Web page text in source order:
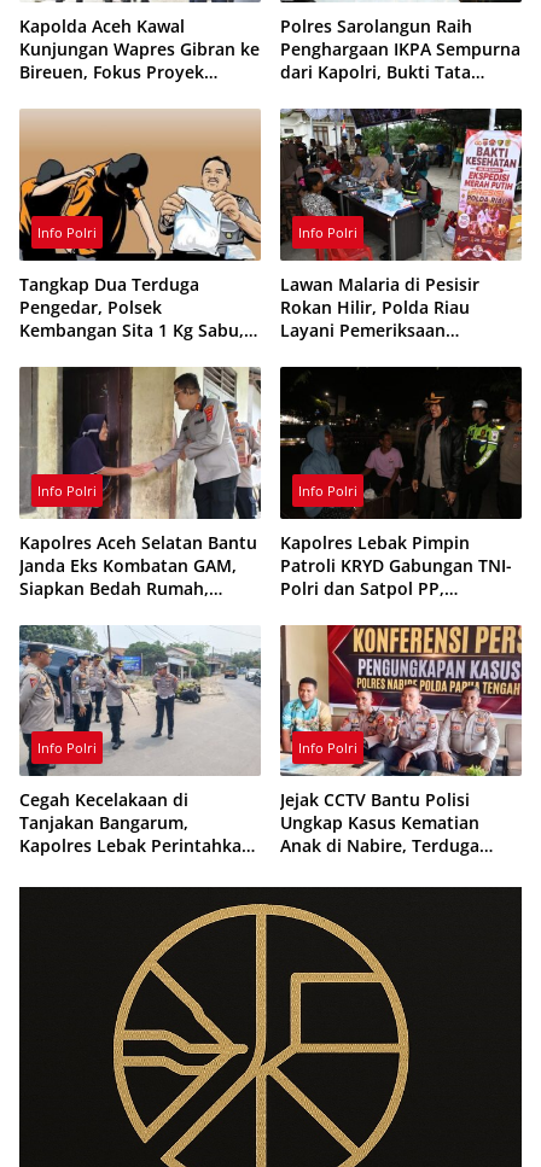
Kapolda Aceh Kawal
Kunjungan Wapres Gibran ke
Bireuen, Fokus Proyek
Polres Sarolangun Raih
Penghargaan IKPA Sempurna
dari Kapolri, Bukti Tata
Berintegritas
Info Polri
Tangkap Dua Terduga
Pengedar, Polsek
Kembangan Sita 1 Kg Sabu,
Ribu Butir Obat Keras
Info Polri
Lawan Malaria di Pesisir
Rokan Hilir, Polda Riau
Layani Pemeriksaan
Info Polri
Kapolres Aceh Selatan Bantu
Janda Eks Kombatan GAM,
Siapkan Bedah Rumah,
Usaha
Info Polri
Kapolres Lebak Pimpin
Patroli KRYD Gabungan TNI-
Polri dan Satpol PP,
Balap Liar
Info Polri
Cegah Kecelakaan di
Tanjakan Bangarum,
Kapolres Lebak Perintahkan
Lintas
Info Polri
Jejak CCTV Bantu Polisi
Ungkap Kasus Kematian
Anak di Nabire, Terduga
Jam